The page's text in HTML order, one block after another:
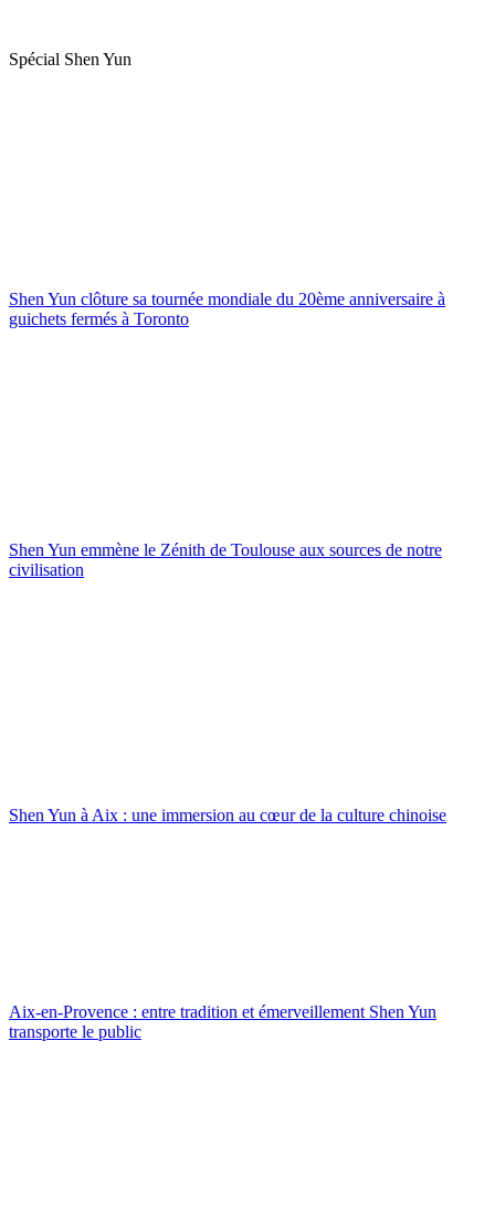
Spécial Shen Yun
Shen Yun clôture sa tournée mondiale du 20ème anniversaire à
guichets fermés à Toronto
Shen Yun emmène le Zénith de Toulouse aux sources de notre
civilisation
Shen Yun à Aix : une immersion au cœur de la culture chinoise
Aix-en-Provence : entre tradition et émerveillement Shen Yun
transporte le public